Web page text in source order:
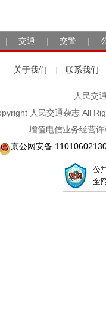
交通 交警
关于我们 联系我们
人民交
人民交通杂志 All
增值电信业务经营
京公网安备